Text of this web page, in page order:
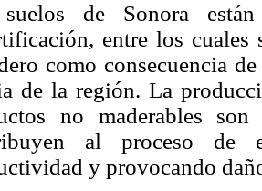
de Sonora
entre los
como consecuencia
de la región. La
no maderables
al proceso de
y provocando